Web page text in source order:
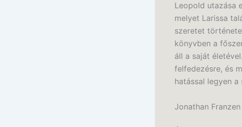
Leopold utazása
melyet Larissa
szeretet
könyvben a
áll a saját
felfedezésre, és
hatással legyen
Jonathan